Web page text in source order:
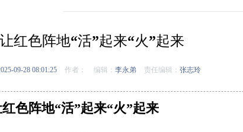
红色阵地“活”起来“火”起来
09-28 08:01:25 作者： 编辑： 李永弟 责任编辑： 张志玲
色阵地“活”起来“火”起来